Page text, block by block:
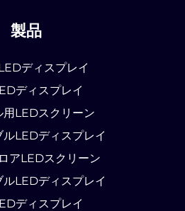
製品
ディスプレイ
ディスプレイ
用LEDスクリーン
ルLEDディスプレイ
アLEDスクリーン
ルLEDディスプレイ
ディスプレイ